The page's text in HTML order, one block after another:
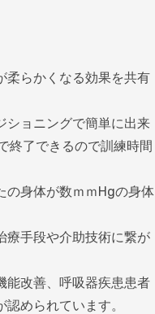
柔らかくなる効果を共有
ショニングで簡単に出来
終了できるので訓練時間
の身体が数ｍｍHgの身体
療手段や介助技術に繋が
能改善、呼吸器疾患患者
められています。